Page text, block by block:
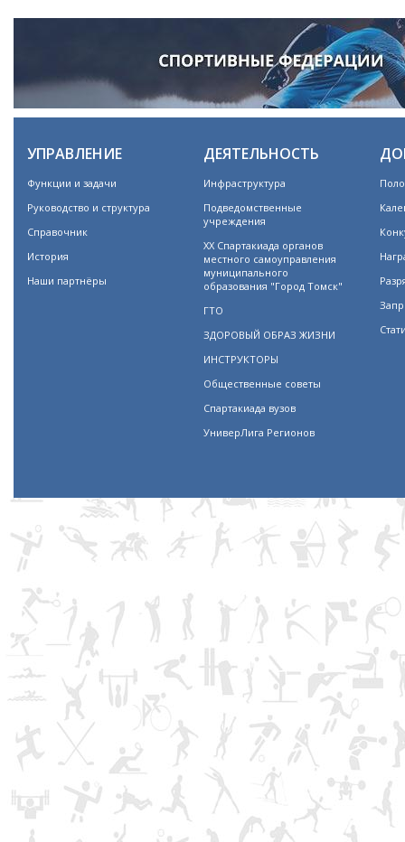
УПРАВЛЕНИЕ
Функции и задачи
Руководство и структура
Справочник
История
Наши партнёры
ДЕЯТЕЛЬНОСТЬ
Инфраструктура
Подведомственные
учреждения
XX Спартакиада органов
местного самоуправления
муниципального
образования "Город Томск"
ГТО
ЗДОРОВЫЙ ОБРАЗ ЖИЗНИ
ИНСТРУКТОРЫ
Общественные советы
Спартакиада вузов
УниверЛига Регионов